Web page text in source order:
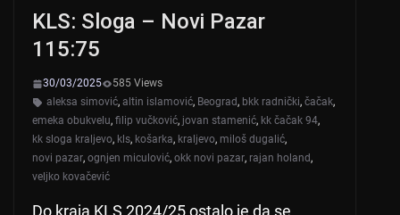
KLS: Sloga – Novi Pazar
115:75
30/03/2025
585 Views
aleksa simović, altin islamović, Beograd, bkk radnički, čačak,
emeka obukvelu, filip vučković, jovan stamenić, kk čačak 94,
kk sloga kraljevo, kls, košarka, kraljevo, miloš dugalić,
novi pazar, ognjen miculović, okk novi pazar, rajan holand,
veljko kovačević
Do kraja KLS 2024/25 ostalo je da se